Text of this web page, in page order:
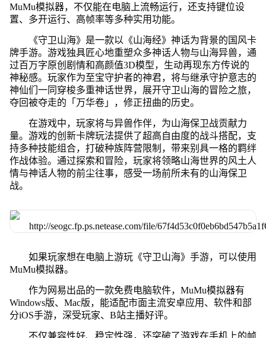
MuMu模拟器，不仅能在电脑上流畅运行，还支持键位设
置、多开运行、高帧率等多种实用功能。
《守卫山海》是一款以《山海经》神话为背景的国风卡
牌手游。游戏独具匠心地重塑众多神话人物与山海异兽，通
过百万字原创剧情和高颜值3D模型，生动再现东方传说的
神秘感。玩家作为至宝守护者的神君，将与继承守护意志的
神仙们一同穿梭多重神话世界，展开守卫山海的冒险之旅，
夺回被夺走的「万华卷」，修正扭曲的历史。
在游戏中，玩家将与异兽作伴，为山海保卫战贡献力
量。游戏的创新卡牌玩法提供了超高自由度的战斗搭配，支
持多种技能组合，打破种族阵营限制，带来别具一格的羁绊
作战体验。通过探索和冒险，玩家将领略山海世界的风土人
情与神话人物的前尘往事，感受一场前所未有的山海保卫
战。
如果玩家想在电脑上游玩《守卫山海》手游，可以使用
MuMu模拟器。
作为网易出品的一款免费电脑软件，MuMu模拟器有
Windows版、Mac版，能适配市面主流安卓应用、软件和部
分iOS手游，深受玩家、B站主播好评。
不仅兼容性好、稳定性强，还突破了游戏在手机上的帧